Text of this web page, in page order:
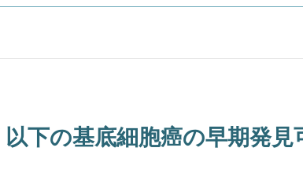
下の基底細胞癌の早期発見